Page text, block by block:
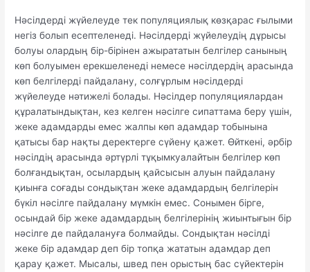
Нәсілдерді жүйелеуде тек популяциялық көзқарас ғылыми
негіз болып есептеленеді. Нәсілдерді жүйелеудің дұрысы
болуы олардың бір-бірінен ажырататын белгілер санының
көп болуымен ерекшеленеді немесе нәсілдердің арасында
көп белгілерді пайдалану, солғұрлым нәсілдерді
жүйелеуде нәтижелі болады. Нәсілдер популяциялардан
құралатындықтан, кез келген нәсілге сипаттама беру үшін,
жеке адамдарды емес жалпы көп адамдар тобынына
қатысы бар нақты деректерге сүйену қажет. Өйткені, әрбір
нәсілдің арасында әртүрлі тұқымкуалайтын белгілер көп
болғандықтан, осылардың қайсысын алуын пайдалану
қиынға соғады сондықтан жеке адамдардың белгілерін
бүкіл нәсілге пайдалану мүмкін емес. Сонымен бірге,
осындай бір жеке адамдардың белгілерінің жиынтығын бір
нәсілге де пайдалануға болмайды. Сондықтан нәсілді
жеке бір адамдар деп бір топқа жататын адамдар деп
қарау қажет. Мысалы, швед пен орыстың бас сүйектерін